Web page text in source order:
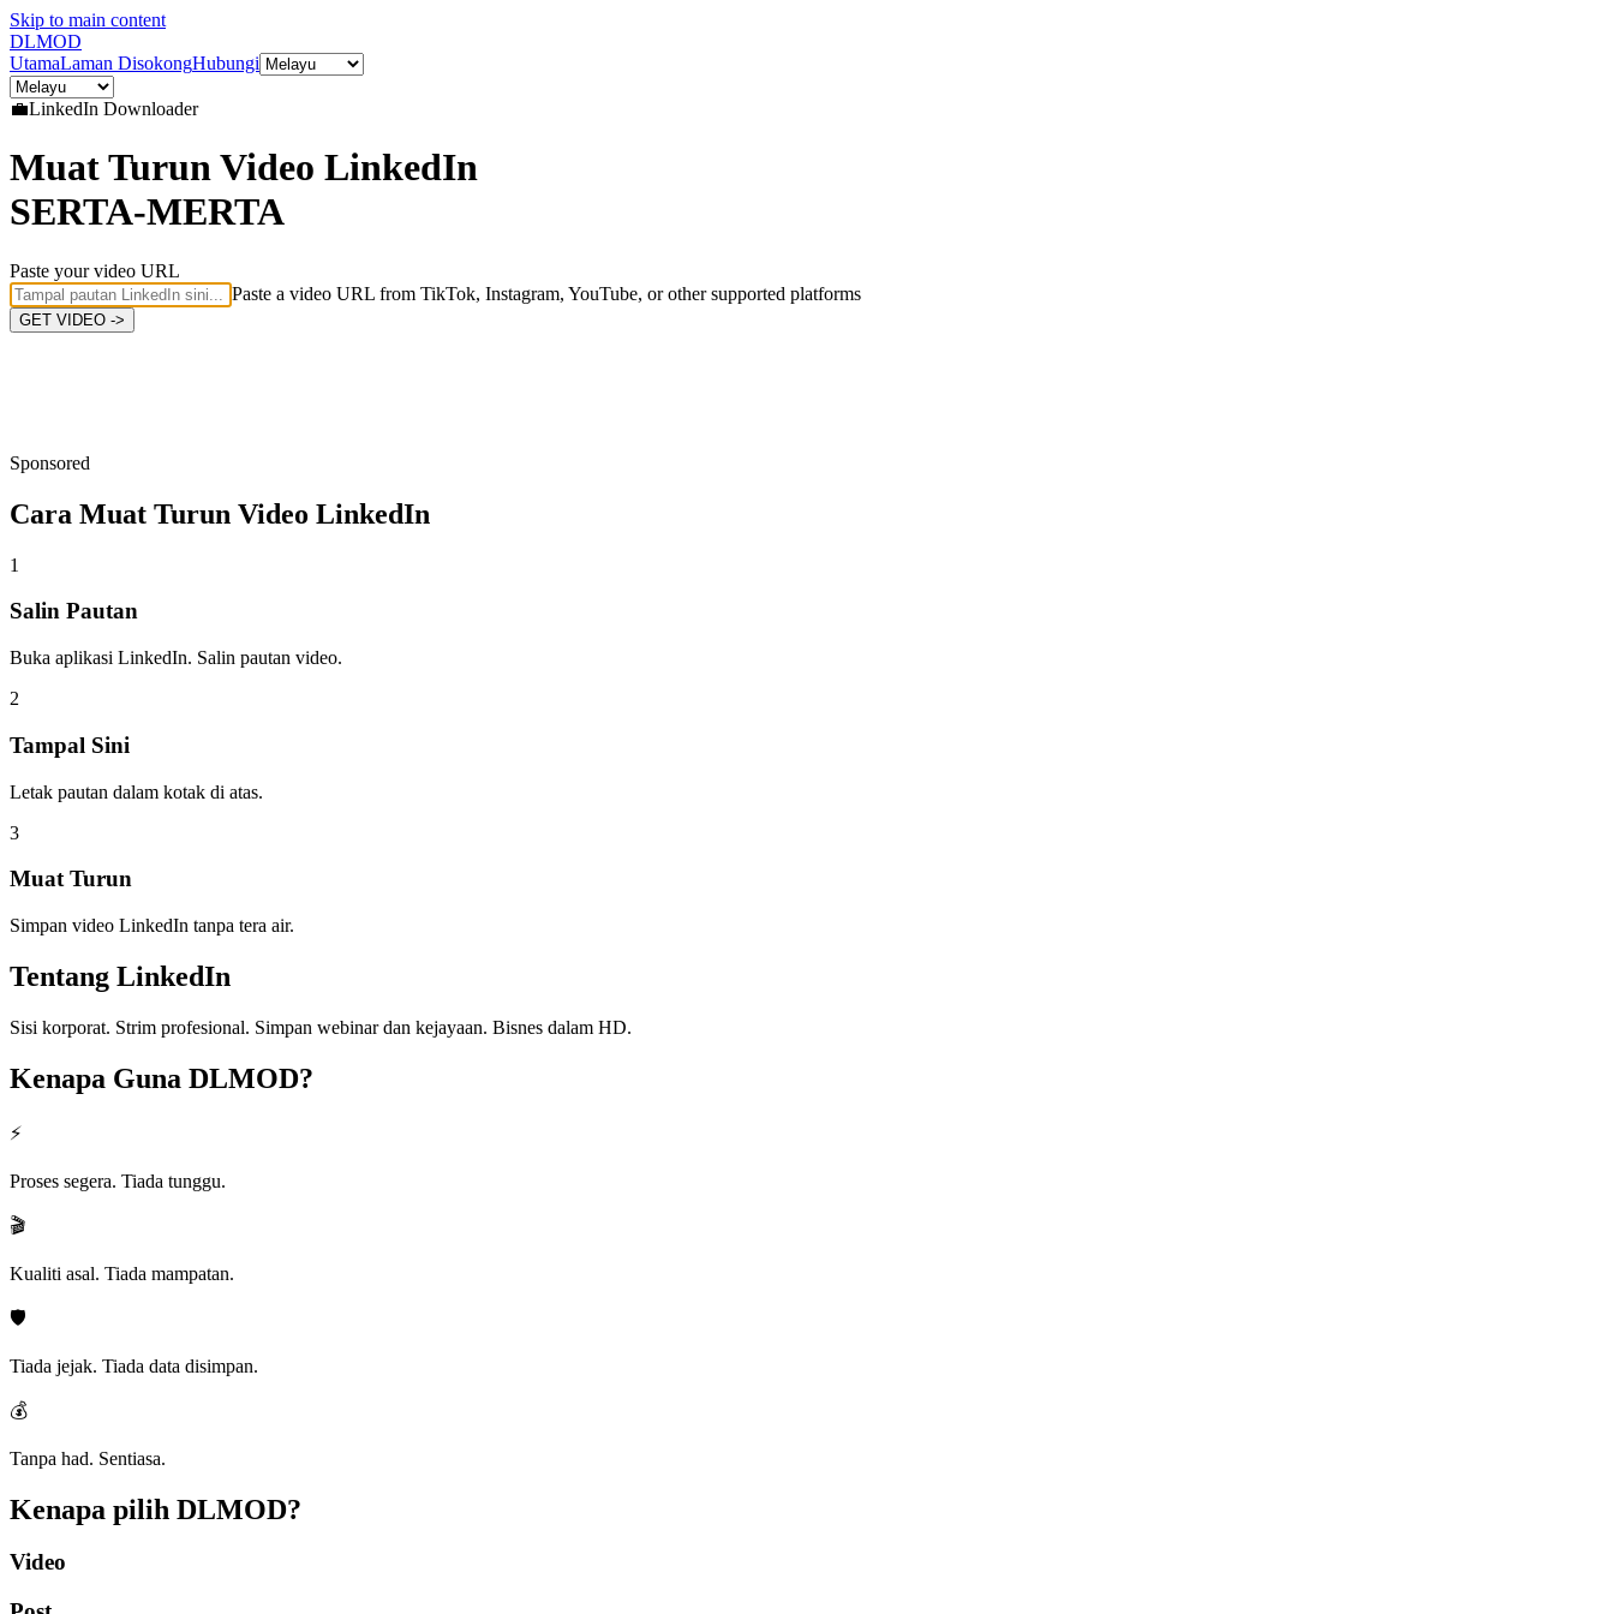
Skip to main content
DLMOD
UtamaLaman DisokongHubungi
💼LinkedIn Downloader
Muat Turun Video LinkedIn
SERTA-MERTA
Paste your video URL
Paste a video URL from TikTok, Instagram, YouTube, or other supported platforms
GET VIDEO ->
Sponsored
Cara Muat Turun Video LinkedIn
1
Salin Pautan
Buka aplikasi LinkedIn. Salin pautan video.
2
Tampal Sini
Letak pautan dalam kotak di atas.
3
Muat Turun
Simpan video LinkedIn tanpa tera air.
Tentang LinkedIn
Sisi korporat. Strim profesional. Simpan webinar dan kejayaan. Bisnes dalam HD.
Kenapa Guna DLMOD?
⚡
Proses segera. Tiada tunggu.
🎬
Kualiti asal. Tiada mampatan.
🛡️
Tiada jejak. Tiada data disimpan.
💰
Tanpa had. Sentiasa.
Kenapa pilih DLMOD?
Video